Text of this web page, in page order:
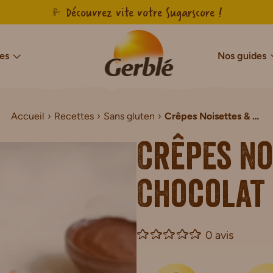
Découvrez vite votre Sugarscore !
& Sans Sucres Ajoutés
Sucres & Sans Sucres Ajoutés
Sucres & Sans Sucres Ajoutés
Chocolat Sans Sucres Ajoutés
Sans gluten
Biscuits Sans Gluten
Gâteaux Sans Gluten
Tartines Sans Gluten
Pains de mie Sans Gluten
Notre savoir-faire français Agir pour
Sans sucres Sans
Nos guides
Accueil Recettes Sans gluten Crêpes Noisettes & Chocolat Sans Gluten
Crêpes
Chocolat
0 avis